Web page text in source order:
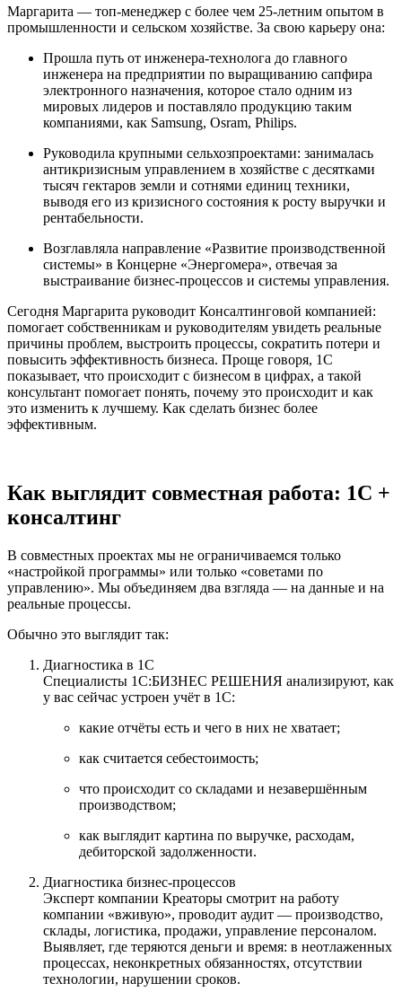
Маргарита — топ‑менеджер с более чем 25‑летним опытом в
промышленности и сельском хозяйстве. За свою карьеру она:
Прошла путь от инженера‑технолога до главного
инженера на предприятии по выращиванию сапфира
электронного назначения, которое стало одним из
мировых лидеров и поставляло продукцию таким
компаниями, как Samsung, Osram, Philips.
Руководила крупными сельхозпроектами: занималась
антикризисным управлением в хозяйстве с десятками
тысяч гектаров земли и сотнями единиц техники,
выводя его из кризисного состояния к росту выручки и
рентабельности.
Возглавляла направление «Развитие производственной
системы» в Концерне «Энергомера», отвечая за
выстраивание бизнес‑процессов и системы управления.
Сегодня Маргарита руководит Консалтинговой компанией:
помогает собственникам и руководителям увидеть реальные
причины проблем, выстроить процессы, сократить потери и
повысить эффективность бизнеса. Проще говоря, 1С
показывает, что происходит с бизнесом в цифрах, а такой
консультант помогает понять, почему это происходит и как
это изменить к лучшему. Как сделать бизнес более
эффективным.
Как выглядит совместная работа: 1С +
консалтинг
В совместных проектах мы не ограничиваемся только
«настройкой программы» или только «советами по
управлению». Мы объединяем два взгляда — на данные и на
реальные процессы.
Обычно это выглядит так:
Диагностика в 1С
Специалисты 1С:БИЗНЕС РЕШЕНИЯ анализируют, как
у вас сейчас устроен учёт в 1С:
какие отчёты есть и чего в них не хватает;
как считается себестоимость;
что происходит со складами и незавершённым
производством;
как выглядит картина по выручке, расходам,
дебиторской задолженности.
Диагностика бизнес‑процессов
Эксперт компании Креаторы смотрит на работу
компании «вживую», проводит аудит — производство,
склады, логистика, продажи, управление персоналом.
Выявляет, где теряются деньги и время: в неотлаженных
процессах, неконкретных обязанностях, отсутствии
технологии, нарушении сроков.